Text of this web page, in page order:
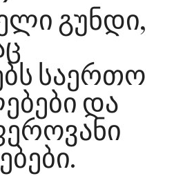
გუნდი,
საერთო
და